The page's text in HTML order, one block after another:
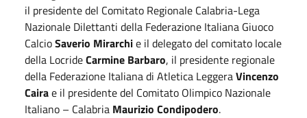
il presidente del Comitato Regionale Calabria-Lega
Nazionale Dilettanti della Federazione Italiana Giuoco
CalcioSaverio Mirarchie il delegato del comitato locale
della LocrideCarmine Barbaro, il presidente regionale
della Federazione Italiana di Atletica LeggeraVincenzo
Cairae il presidente del Comitato Olimpico Nazionale
Italiano – Calabria Maurizio Condipodero.